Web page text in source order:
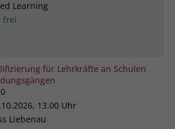
Learning
frei
für Lehrkräfte an Schulen
13.00 Uhr
Liebenau